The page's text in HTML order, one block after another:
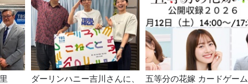
ダーリンハニー吉川さんに、
五等分の花嫁 カードゲーム